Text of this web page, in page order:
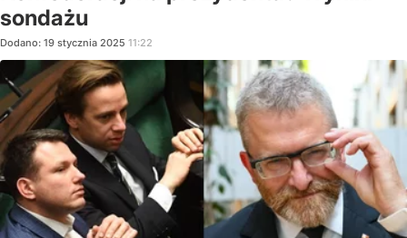
sondażu
Dodano: 19 stycznia 2025 11:22